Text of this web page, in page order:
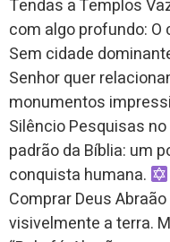
Tendas a Templos
com algo profundo:
Sem cidade
Senhor quer
monumentos
Silêncio Pesquisas
padrão da Bíblia: um
conquista humana.
Comprar Deus
visivelmente a terra.